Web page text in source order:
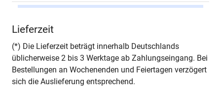
Seiten 480
Jahr Hamburg 2004
Lieferzeit
(*) Die Lieferzeit beträgt innerhalb Deutschlands
üblicherweise 2 bis 3 Werktage ab Zahlungseingang. Bei
Bestellungen an Wochenenden und Feiertagen verzögert
sich die Auslieferung entsprechend.